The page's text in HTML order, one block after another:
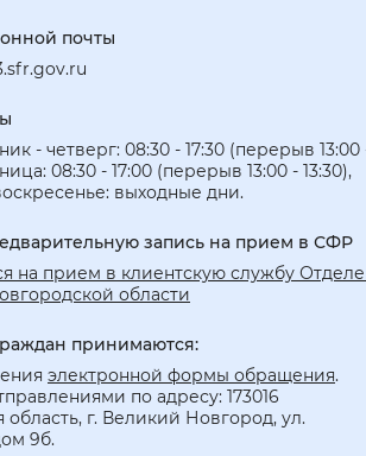
почты
- четверг: 08:30 - 17:30 (перерыв 13:00
08:30 - 17:00 (перерыв 13:00 - 13:30),
выходные дни.
запись на прием в СФР
на прием в клиентскую службу
области
принимаются:
электронной формы обращения.
по адресу: 173016
область, г. Великий Новгород, ул.
9б.